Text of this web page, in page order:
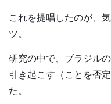
これを提唱したのが、
ツ。
研究の中で、ブラジル
引き起こす（ことを否
た。